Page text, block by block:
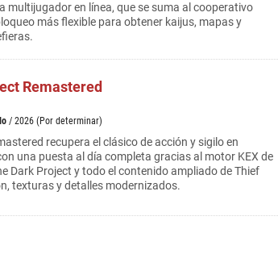
en línea, que se suma al cooperativo
más flexible para obtener kaijus, mapas y
Remastered
/ 2026 (Por determinar)
recupera el clásico de acción y sigilo en
una puesta al día completa gracias al motor KEX de
Dark Project y todo el contenido ampliado de Thief
texturas y detalles modernizados.